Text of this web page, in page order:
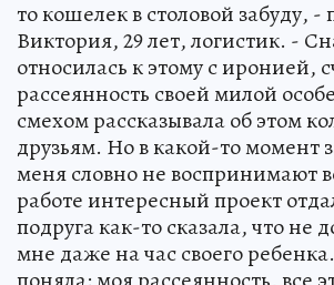
то кошелек в столовой забуду,
Виктория, 29 лет, логистик. -
относилась к этому с иронией,
рассеянность своей милой
смехом рассказывала об этом
друзьям. Но в какой-то момент
меня словно не воспринимают
работе интересный проект
подруга как-то сказала, что не
мне даже на час своего